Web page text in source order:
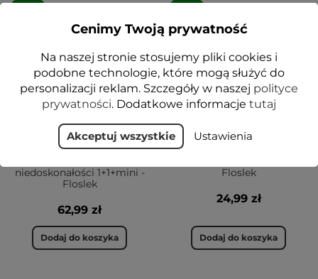
VEGE
Zestaw ANTI ACNE 24H
niedoskonałości 1+1+mini -
Floslek
62,99 zł
Dodaj do koszyka
VEGE
EYE ZONE Rozświetlenie
Floslek
24,99 zł
Dodaj do koszyka
Cenimy Twoją prywatność
Na naszej stronie stosujemy pliki cookies i
podobne technologie, które mogą służyć do
personalizacji reklam. Szczegóły w naszej polityce
prywatności. Dodatkowe informacje tutaj
Akceptuj wszystkie Ustawienia